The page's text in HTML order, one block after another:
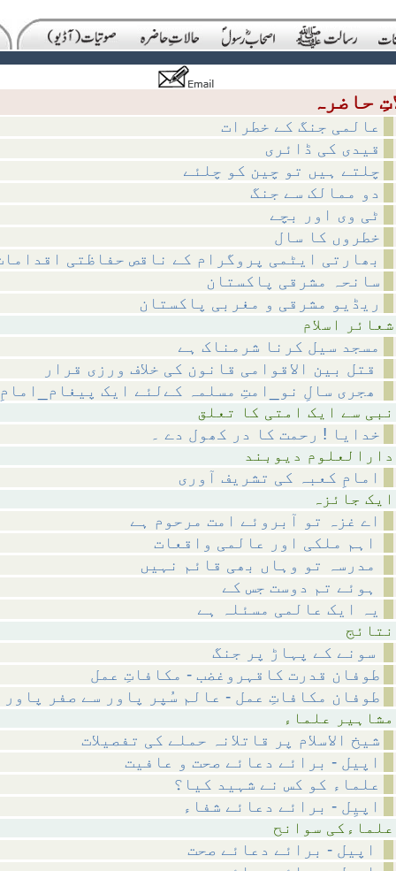
عالمی جنگ کے خطرات
قیدی کی ڈائری
چلتے ہیں تو چین کو چلئے
دو ممالک سے جنگ
ٹی وی اور بچے
خطروں کا سال
بھارتی ایٹمی پروگرام کے ناقص حفاظتی
سانحہ مشرقی پاکستان
ریڈیو مشرقی و مغربی پاکستان
مسجد سیل کرنا شرمناک ہے
خدایا ! رحمت کا در کھول دے ۔
امامِ کعبہ کی تشریف آوری
اے غزہ تو آبروئے امت مرحوم ہے
یہ ایک عالمی مسئلہ ہے
طوفان قدرت کاقہروغضب - مکافاتِ عمل
طوفان مکافاتِ عمل - عالم سُپر پاور سے صفر پاور
شیخ الاسلام پر قاتلانہ حملے کی تفصیلات
اپیل - برائے دعائے صحت و عافیت
علماء کو کس نے شہید کیا؟
اپیِل - برائے دعائے شفاء